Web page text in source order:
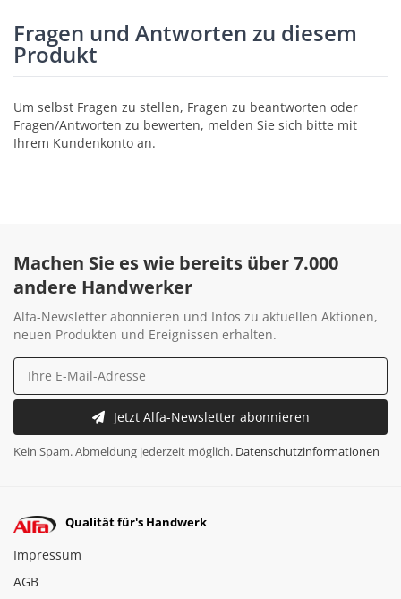
Fragen und Antworten zu diesem
Produkt
Um selbst Fragen zu stellen, Fragen zu beantworten oder
Fragen/Antworten zu bewerten, melden Sie sich bitte mit
Ihrem Kundenkonto an.
Machen Sie es wie bereits über 7.000
andere Handwerker
Alfa-Newsletter abonnieren und Infos zu aktuellen Aktionen,
neuen Produkten und Ereignissen erhalten.
Jetzt Alfa-Newsletter abonnieren
Kein Spam. Abmeldung jederzeit möglich. Datenschutzinformationen
Qualität für's Handwerk
Impressum
AGB